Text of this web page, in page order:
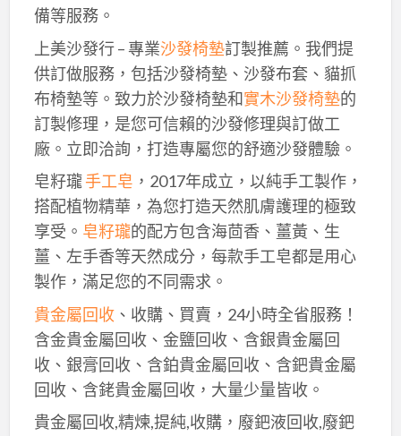
備等服務。
上美沙發行 – 專業沙發椅墊訂製推薦。我們提
供訂做服務，包括沙發椅墊、沙發布套、貓抓
布椅墊等。致力於沙發椅墊和實木沙發椅墊的
訂製修理，是您可信賴的沙發修理與訂做工
廠。立即洽詢，打造專屬您的舒適沙發體驗。
皂籽瓏手工皂 ，2017年成立，以純手工製作，
搭配植物精華，為您打造天然肌膚護理的極致
享受。 皂籽瓏的配方包含海茴香、薑黃、生
薑、左手香等天然成分，每款手工皂都是用心
製作，滿足您的不同需求。
貴金屬回收、收購、買賣，24小時全省服務！
含金貴金屬回收、金鹽回收、含銀貴金屬回
收、銀膏回收、含鉑貴金屬回收、含鈀貴金屬
回收、含銠貴金屬回收，大量少量皆收。
貴金屬回收,精煉,提純,收購，廢鈀液回收,廢鈀